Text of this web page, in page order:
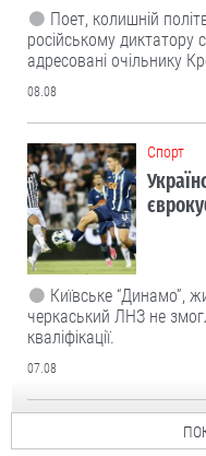
Поет, колишній
російському диктатору
адресовані очільнику
08.08
Cпорт
Київське “Динамо”,
черкаський ЛНЗ не
кваліфікації.
07.08